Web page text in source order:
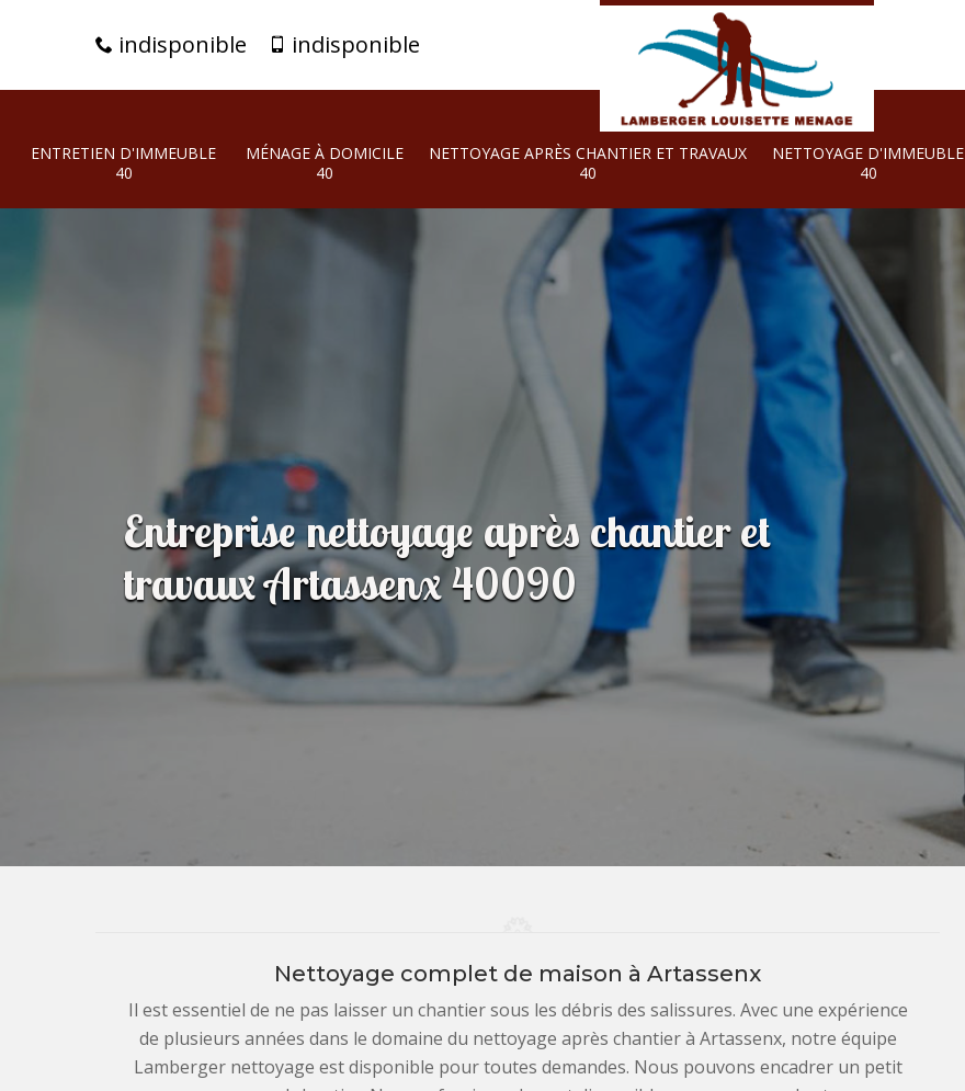
indisponible indisponible
ENTRETIEN D'IMMEUBLE
40
MÉNAGE À DOMICILE
40
NETTOYAGE APRÈS CHANTIER ET TRAVAUX
40
NETTOYAGE D'IMMEUBLE
40
Entreprise nettoyage après chantier et
travaux Artassenx 40090
Nettoyage complet de maison à Artassenx
Il est essentiel de ne pas laisser un chantier sous les débris des salissures. Avec une expérience
de plusieurs années dans le domaine du nettoyage après chantier à Artassenx, notre équipe
Lamberger nettoyage est disponible pour toutes demandes. Nous pouvons encadrer un petit